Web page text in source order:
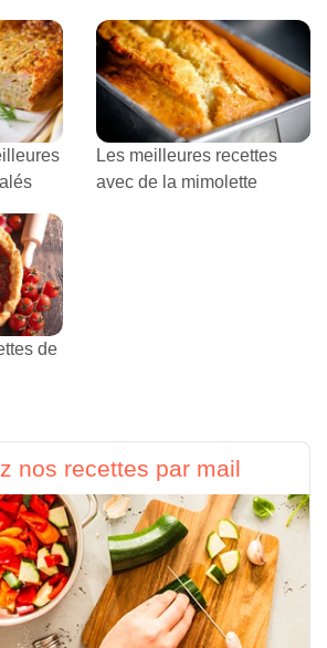
Les meilleures recettes
avec de la mimolette
de
nos recettes par mail